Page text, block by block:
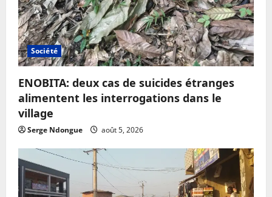
Société
ENOBITA: deux cas de suicides étranges
alimentent les interrogations dans le
village
Serge Ndongue août 5, 2026